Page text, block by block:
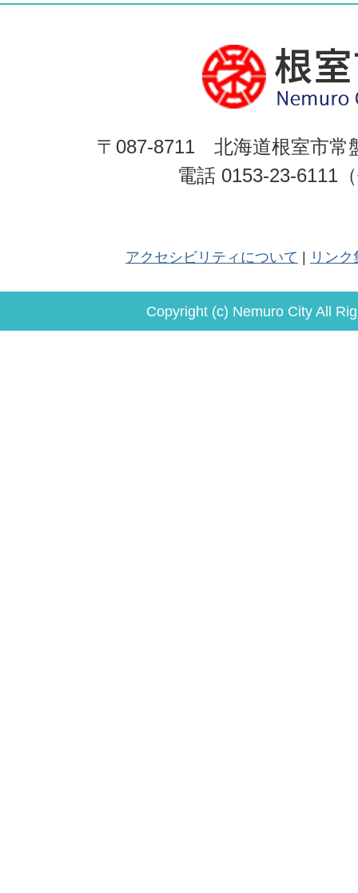
〒087-8711 北海道根室市常
電話 0153-23-6111
アクセシビリティについて リンク
Copyright (c) Nemuro City All